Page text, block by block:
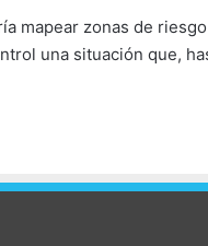
mapear zonas de
una situación que,